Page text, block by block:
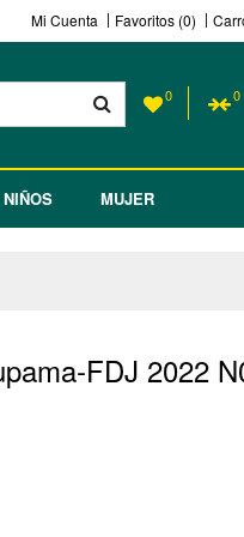
Mi Cuenta Favoritos (0)
0 0
NIÑOS MUJER
FDJ 2022